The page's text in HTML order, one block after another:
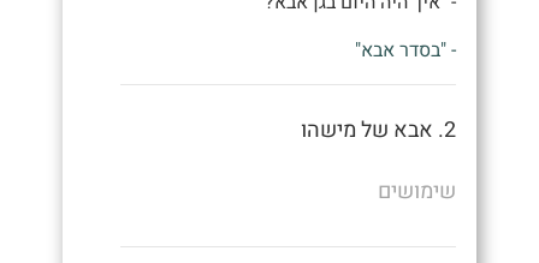
- "בסדר אבא"
2. אבא של מישהו
שימושים